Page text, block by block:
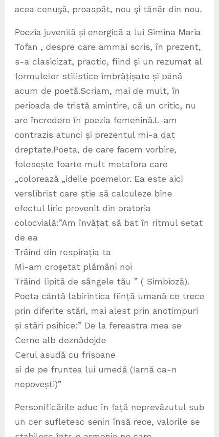
acea cenuşă, proaspăt, nou şi tânăr din nou.
Poezia juvenilă și energică a lui Simina Maria
Tofan , despre care ammai scris, în prezent,
s-a clasicizat, practic, fiind și un rezumat al
formulelor stilistice îmbrățișate și până
acum de poetă.Scriam, mai de mult, în
perioada de tristă amintire, că un critic, nu
are încredere în poezia femenină.L-am
contrazis atunci și prezentul mi-a dat
dreptate.Poeta, de care facem vorbire,
folosește foarte mult metafora care
„colorează „ideile poemelor. Ea este aici
verslibrist care știe să calculeze bine
efectul liric provenit din oratoria
colocvială:”Am învățat să bat în ritmul setat
de ea
Trăind din respirația ta
Mi-am croșetat plămâni noi
Trăind lipită de sângele tău ” ( Simbioză).
Poeta cântă labirintica ființă umană ce trece
prin diferite stări, mai alest prin anotimpuri
și stări psihice:” De la fereastra mea se
Cerne alb deznădejde
Cerul asudă cu frisoane
si de pe fruntea lui umedă (Iarnă ca-n
nepovești)”
Personificările aduc în față neprevăzutul sub
un cer sufletesc senin însă rece, valorile se